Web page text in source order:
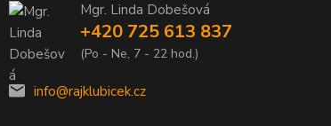
Mgr. Linda Dobešová
+420 725 613 837
(Po - Ne, 7 - 22 hod.)
info@rajklubicek.cz